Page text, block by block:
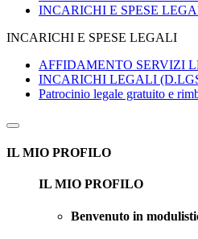
INCARICHI E SPESE
INCARICHI E SPESE LEGALI
AFFIDAMENTO SERVIZI
INCARICHI LEGALI
Patrocinio legale gratuito e
IL MIO PROFILO
IL MIO PROFILO
Benvenuto in